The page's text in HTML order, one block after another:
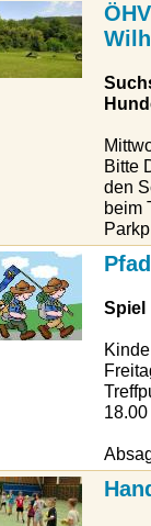
Bitte
den
beim
Spiel